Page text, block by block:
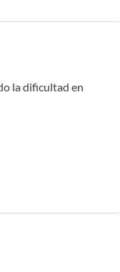
la dificultad en